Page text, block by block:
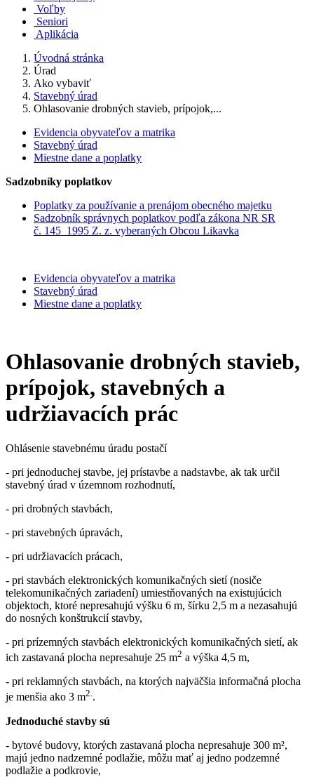
Voľby
Seniori
Aplikácia
Úvodná stránka
Úrad
Ako vybaviť
Stavebný úrad
Ohlasovanie drobných stavieb, prípojok,...
Evidencia obyvateľov a matrika
Stavebný úrad
Miestne dane a poplatky
Sadzobníky poplatkov
Poplatky za používanie a prenájom obecného majetku
Sadzobník správnych poplatkov podľa zákona NR SR
č. 145_1995 Z. z. vyberaných Obcou Likavka
Evidencia obyvateľov a matrika
Stavebný úrad
Miestne dane a poplatky
Ohlasovanie drobných stavieb,
prípojok, stavebných a
udržiavacích prác
Ohlásenie stavebnému úradu postačí
- pri jednoduchej stavbe, jej prístavbe a nadstavbe, ak tak určil
stavebný úrad v územnom rozhodnutí,
- pri drobných stavbách,
- pri stavebných úpravách,
- pri udržiavacích prácach,
- pri stavbách elektronických komunikačných sietí (nosiče
telekomunikačných zariadení) umiestňovaných na existujúcich
objektoch, ktoré nepresahujú výšku 6 m, šírku 2,5 m a nezasahujú
do nosných konštrukcií stavby,
- pri prízemných stavbách elektronických komunikačných sietí, ak
ich zastavaná plocha nepresahuje 25 m2 a výška 4,5 m,
- pri reklamných stavbách, na ktorých najväčšia informačná plocha
je menšia ako 3 m2..
Jednoduché stavby sú
- bytové budovy, ktorých zastavaná plocha nepresahuje 300 m²,
majú jedno nadzemné podlažie, môžu mať aj jedno podzemné
podlažie a podkrovie,